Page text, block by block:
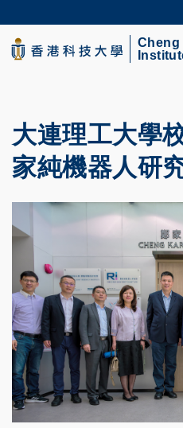
to
main
content
UNIVERSITY NEWS
LIFE@HKUST
Cheng
大連理工大學
家純機器人研